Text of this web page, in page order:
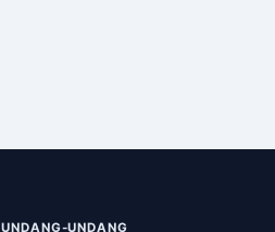
UNDANG-UNDANG